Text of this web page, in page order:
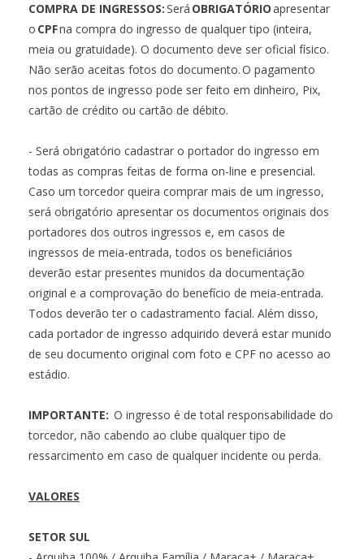
COMPRA DE INGRESSOS:Será OBRIGATÓRIOapresentar
o CPFna compra do ingresso de qualquer tipo (inteira,
meia ou gratuidade). O documento deve ser oficial físico.
Não serão aceitas fotos do documento. O pagamento
nos pontos de ingresso pode ser feito em dinheiro, Pix,
cartão de crédito ou cartão de débito.
- Será obrigatório cadastrar o portador do ingresso em
todas as compras feitas de forma on-line e presencial.
Caso um torcedor queira comprar mais de um ingresso,
será obrigatório apresentar os documentos originais dos
portadores dos outros ingressos e, em casos de
ingressos de meia-entrada, todos os beneficiários
deverão estar presentes munidos da documentação
original e a comprovação do benefício de meia-entrada.
Todos deverão ter o cadastramento facial. Além disso,
cada portador de ingresso adquirido deverá estar munido
de seu documento original com foto e CPF no acesso ao
estádio.
IMPORTANTE: O ingresso é de total responsabilidade do
torcedor, não cabendo ao clube qualquer tipo de
ressarcimento em caso de qualquer incidente ou perda.
VALORES
SETOR SUL